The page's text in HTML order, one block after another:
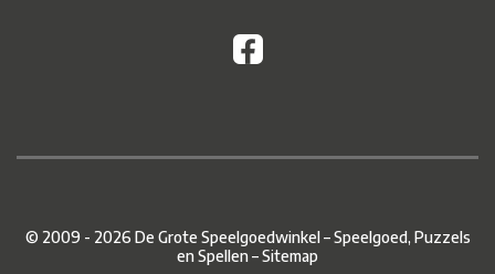
© 2009 - 2026 De Grote Speelgoedwinkel – Speelgoed, Puzzels
en Spellen –Sitemap